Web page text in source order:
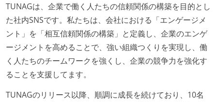
TUNAGは、企業で働く人たちの信頼関係の構築を目的とし
た社内SNSです。私たちは、会社における「エンゲージメ
ント」を「相互信頼関係の構築」と定義し、企業のエンゲ
ージメントを高めることで、強い組織つくりを実現し、働
く人たちのチームワークを強くし、企業の競争力を強化す
ることを支援してます。
TUNAGのリリース以降、順調に成長を続けており、10名